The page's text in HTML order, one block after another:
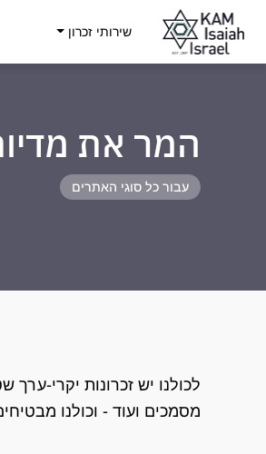
שירותי זכרון
המר את
עבור כל סוגי האתרים
לכולנו יש זכרונות יקרי-
מסמכים ועוד - וכולנו